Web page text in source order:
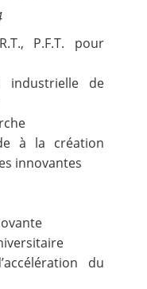
P.F.T. pour
industrielle de
à la création
innovantes
du